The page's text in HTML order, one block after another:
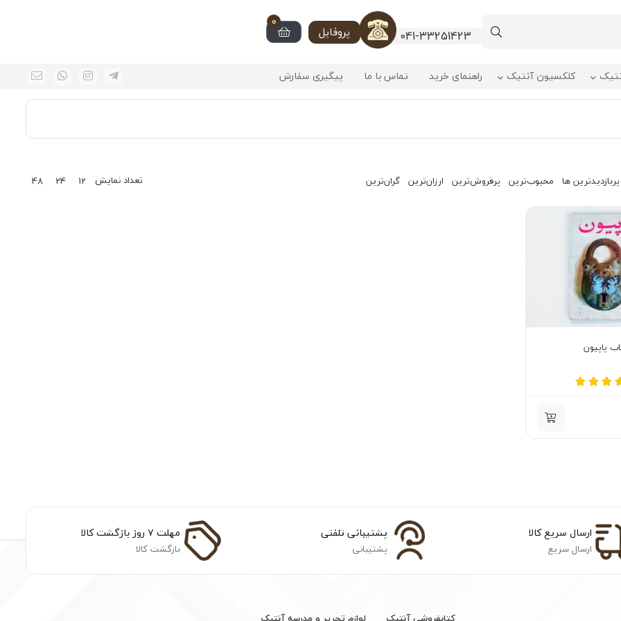
041-33251423 پروفایل
0
کلکسیون آنتیک راهنمای خرید تماس با ما پیگیری سفارش
پربازدیدترین ها محبوب‌‌ترین پرفروش‌ترین ارزان‌ترین گران‌ترین تعداد نمایش 12
24
48
پاپیون
ارسال سریع کالا
ارسال سریع
پشتیبانی تلفنی
پشتیبانی
مهلت ۷ روز بازگشت کالا
بازگشت کالا